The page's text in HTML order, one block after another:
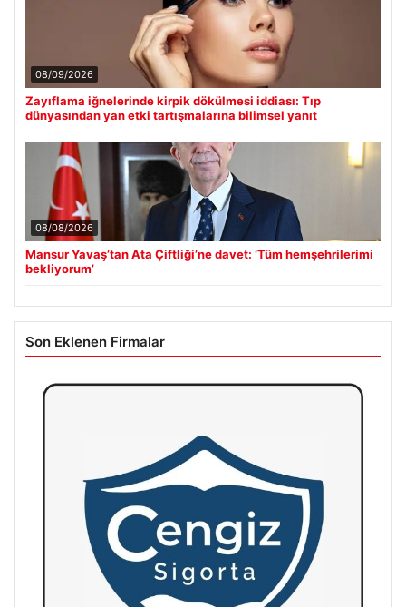
08/09/2026
Zayıflama iğnelerinde kirpik dökülmesi iddiası: Tıp
dünyasından yan etki tartışmalarına bilimsel yanıt
08/08/2026
Mansur Yavaş’tan Ata Çiftliği’ne davet: ‘Tüm hemşehrilerimi
bekliyorum’
Son Eklenen Firmalar